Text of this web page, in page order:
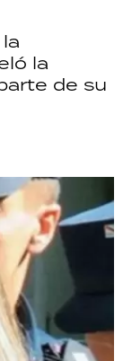
la
de su